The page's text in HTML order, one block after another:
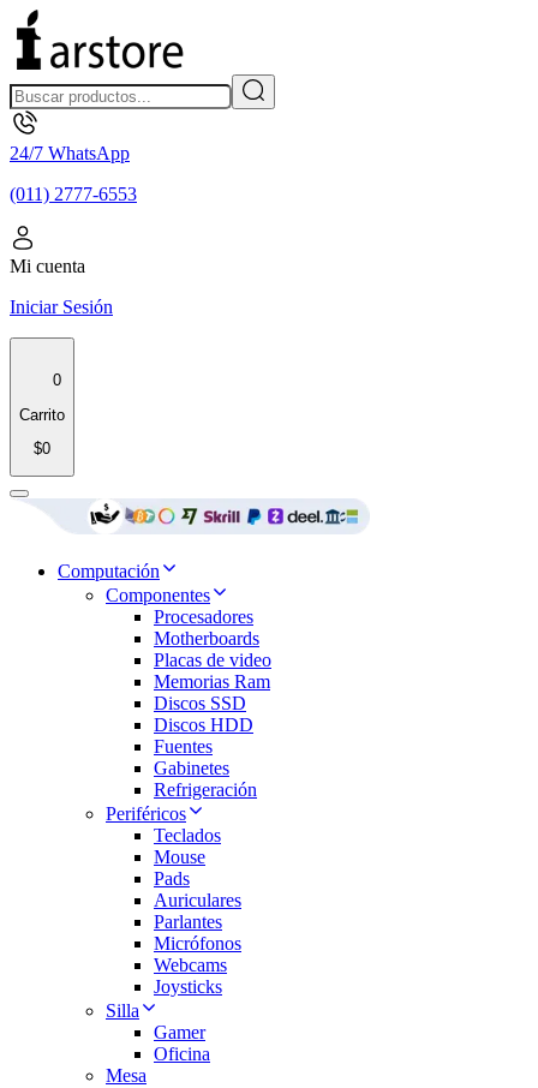
24/7 WhatsApp
(011) 2777-6553
Mi cuenta
Iniciar Sesión
0
Carrito
$0
Computación
Componentes
Procesadores
Motherboards
Placas de video
Memorias Ram
Discos SSD
Discos HDD
Fuentes
Gabinetes
Refrigeración
Periféricos
Teclados
Mouse
Pads
Auriculares
Parlantes
Micrófonos
Webcams
Joysticks
Silla
Gamer
Oficina
Mesa